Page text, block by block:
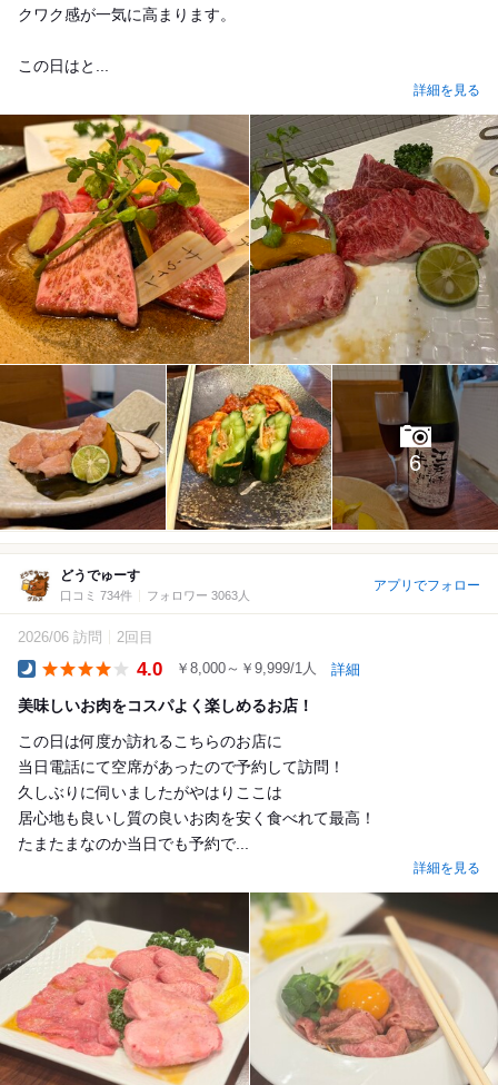
クワク感が一気に高まります。
この日はと...
詳細を見る
6
どうでゅーす
口コミ 734件 フォロワー 3063人
アプリでフォロー
2026/06 訪問 2回目
4.0 ￥8,000～￥9,999/1人 詳細
美味しいお肉をコスパよく楽しめるお店！
この日は何度か訪れるこちらのお店に
当日電話にて空席があったので予約して訪問！
久しぶりに伺いましたがやはりここは
居心地も良いし質の良いお肉を安く食べれて最高！
たまたまなのか当日でも予約で...
詳細を見る